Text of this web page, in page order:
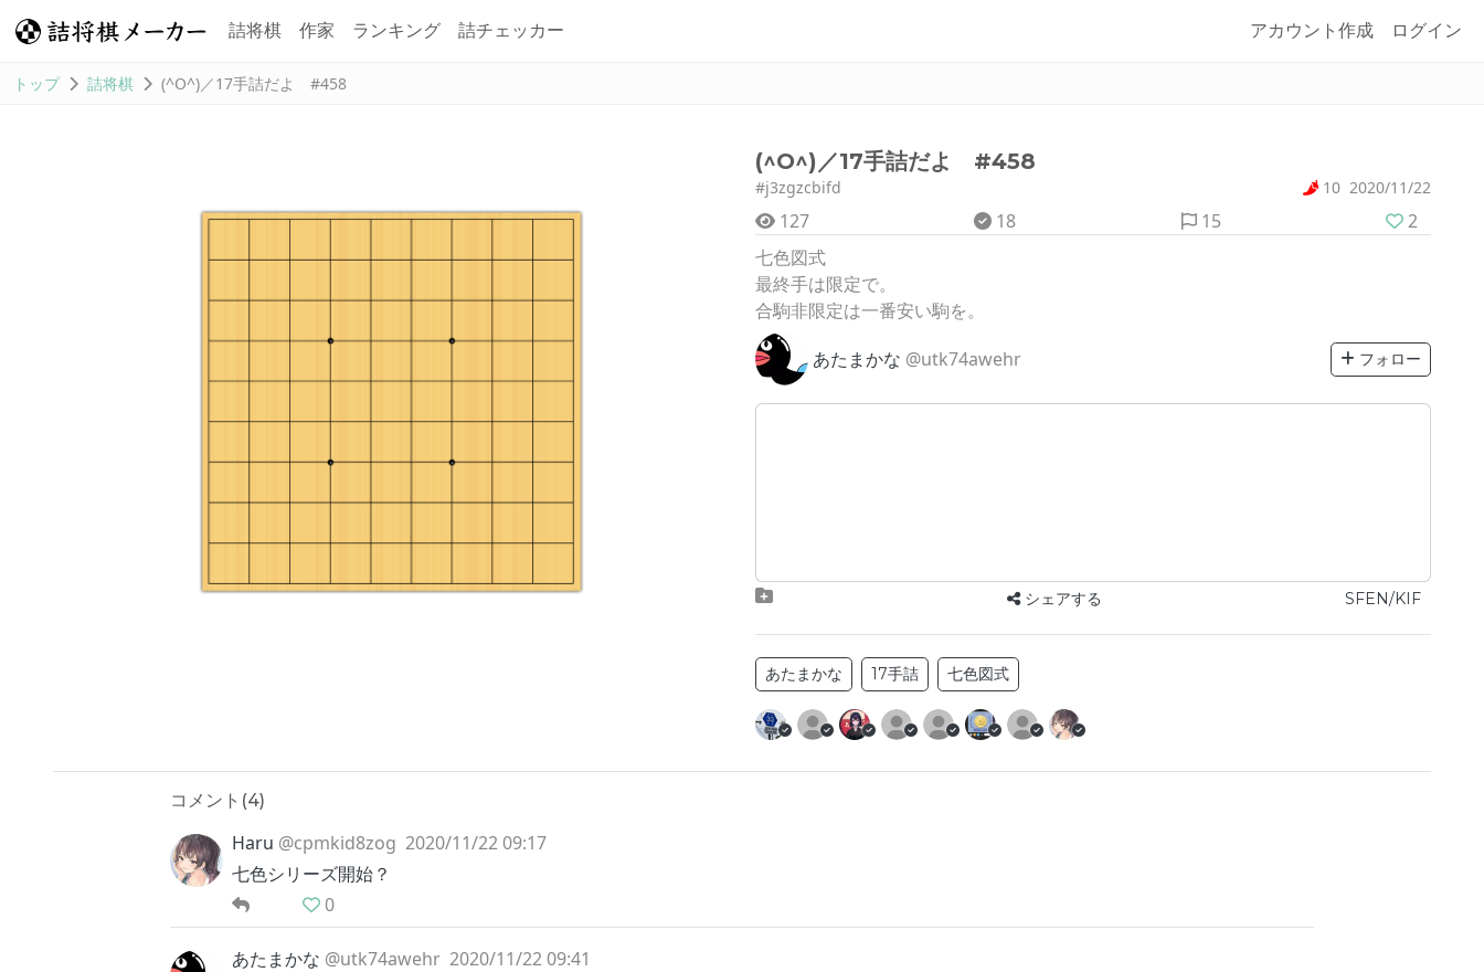
詰将棋 作家 ランキング 詰チェッカー アカウント作成 ログイン
トップ 詰将棋 (^O^)／17手詰だよ #458
(^O^)／17手詰だよ #458
#j3zgzcbifd 10 2020/11/22
127 18 15
2
七色図式
最終手は限定で。
合駒非限定は一番安い駒を。
あたまかな @utk74awehr フォロー
シェアする SFEN/KIF
あたまかな 17手詰 七色図式
コメント(4)
Haru @cpmkid8zog 2020/11/22 09:17
七色シリーズ開始？
0
あたまかな @utk74awehr 2020/11/22 09:41